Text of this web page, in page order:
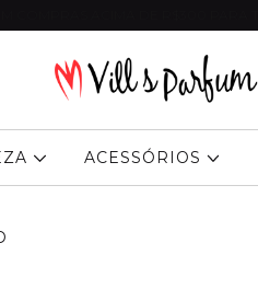
ACESSÓRIOS